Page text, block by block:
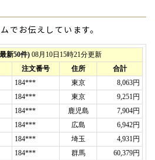
用しました。
を親戚全員に、「カステラ」は
菓子はインパクトがあり、開け
！
くて、こちらで頼んで良かった
した。（ゆう様）
でお伝えしています。